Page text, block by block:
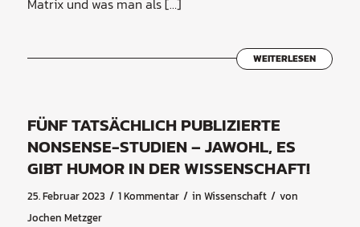
WEITERLESEN
FÜNF TATSÄCHLICH PUBLIZIERTE
NONSENSE-STUDIEN – JAWOHL, ES
GIBT HUMOR IN DER WISSENSCHAFT!
25. Februar 2023 / 1 Kommentar / in Wissenschaft / von
Jochen Metzger